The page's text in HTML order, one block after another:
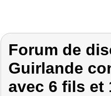
Forum de
Guirlande
avec 6 fils et